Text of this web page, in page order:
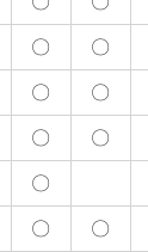
〇 〇
〇 〇
〇 〇
〇
〇 〇